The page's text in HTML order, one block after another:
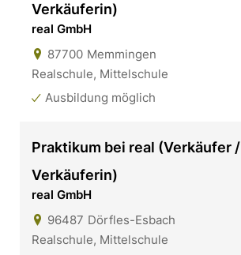
Verkäuferin)
real GmbH
87700 Memmingen
Realschule, Mittelschule
Ausbildung möglich
Praktikum bei real (Verkäufer /
Verkäuferin)
real GmbH
96487 Dörfles-Esbach
Realschule, Mittelschule